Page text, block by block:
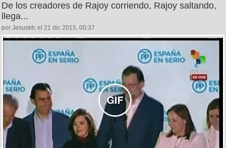
De los creadores de Rajoy corriendo, Rajoy saltando,
llega...
por Jesuskfc el 21 dic 2015, 00:37